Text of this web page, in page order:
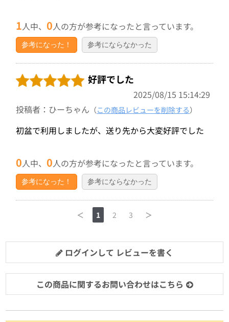
1人中、0人の方が参考になったと言っています。
参考になった！ 参考にならなかった
好評でした
2025/08/15 15:14:29
投稿者：ひーちゃん （この商品レビューを削除する）
初盆で利用しましたが、送り先から大変好評でした
0人中、0人の方が参考になったと言っています。
参考になった！ 参考にならなかった
＜ 1 2 3 ＞
ログインして レビューを書く
この商品に関するお問い合わせはこちら